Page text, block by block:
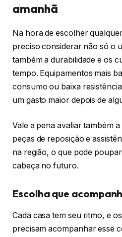
amanhã
Na hora de escolher
preciso considerar não só o
também a durabilidade e os
tempo. Equipamentos mais
consumo ou baixa
um gasto maior depois de
Vale a pena avaliar também
peças de reposição e
na região, o que pode
cabeça no futuro.
Escolha que
Cada casa tem seu ritmo, e
precisam acompanhar esse